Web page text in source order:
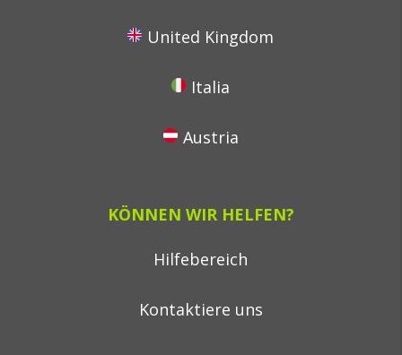
United Kingdom
Italia
Austria
KÖNNEN WIR HELFEN?
Hilfebereich
Kontaktiere uns